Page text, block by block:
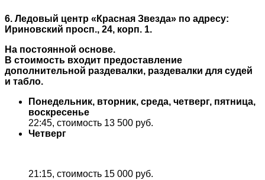
6. Ледовый центр «Красная Звезда» по адресу:
Ириновский просп., 24, корп. 1.
На постоянной основе.
В стоимость входит предоставление
дополнительной раздевалки, раздевалки для судей
и табло.
Понедельник, вторник, среда, четверг, пятница,
воскресенье
22:45, стоимость 13 500 руб.
Четверг
21:15, стоимость 15 000 руб.